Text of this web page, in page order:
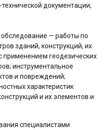
документации,
— работы по
зданий, конструкций, их
применением геодезических
инструментальное
и повреждений;
характеристик
и их элементов и
специалистами